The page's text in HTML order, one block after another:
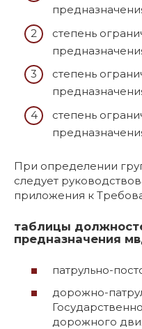
степень
степень
степень
При определении
следует
приложения к
таблицы
предназначения
патрульно-
дорожно-
дорожного